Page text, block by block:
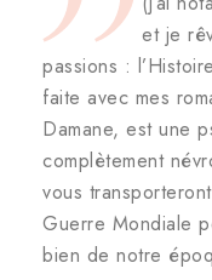
et je
passions :
faite avec mes
Damane, est une
complètement
vous
Guerre Mondiale
bien de notre